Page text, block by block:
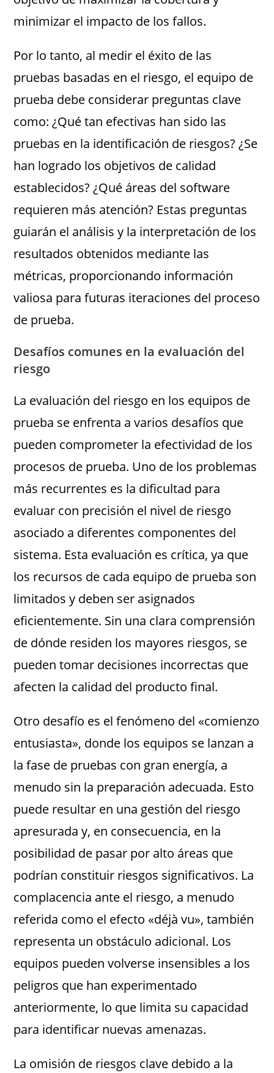
minimizar el impacto de los fallos.
Por lo tanto, al medir el éxito de las
pruebas basadas en el riesgo, el equipo de
prueba debe considerar preguntas clave
como: ¿Qué tan efectivas han sido las
pruebas en la identificación de riesgos? ¿Se
han logrado los objetivos de calidad
establecidos? ¿Qué áreas del software
requieren más atención? Estas preguntas
guiarán el análisis y la interpretación de los
resultados obtenidos mediante las
métricas, proporcionando información
valiosa para futuras iteraciones del proceso
de prueba.
Desafíos comunes en la evaluación del
riesgo
La evaluación del riesgo en los equipos de
prueba se enfrenta a varios desafíos que
pueden comprometer la efectividad de los
procesos de prueba. Uno de los problemas
más recurrentes es la dificultad para
evaluar con precisión el nivel de riesgo
asociado a diferentes componentes del
sistema. Esta evaluación es crítica, ya que
los recursos de cada equipo de prueba son
limitados y deben ser asignados
eficientemente. Sin una clara comprensión
de dónde residen los mayores riesgos, se
pueden tomar decisiones incorrectas que
afecten la calidad del producto final.
Otro desafío es el fenómeno del «comienzo
entusiasta», donde los equipos se lanzan a
la fase de pruebas con gran energía, a
menudo sin la preparación adecuada. Esto
puede resultar en una gestión del riesgo
apresurada y, en consecuencia, en la
posibilidad de pasar por alto áreas que
podrían constituir riesgos significativos. La
complacencia ante el riesgo, a menudo
referida como el efecto «déjà vu», también
representa un obstáculo adicional. Los
equipos pueden volverse insensibles a los
peligros que han experimentado
anteriormente, lo que limita su capacidad
para identificar nuevas amenazas.
La omisión de riesgos clave debido a la